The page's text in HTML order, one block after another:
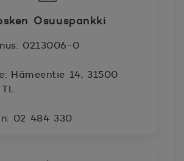
Osuuspankki
0213006-0
Hämeentie 14, 31500
02 484 330